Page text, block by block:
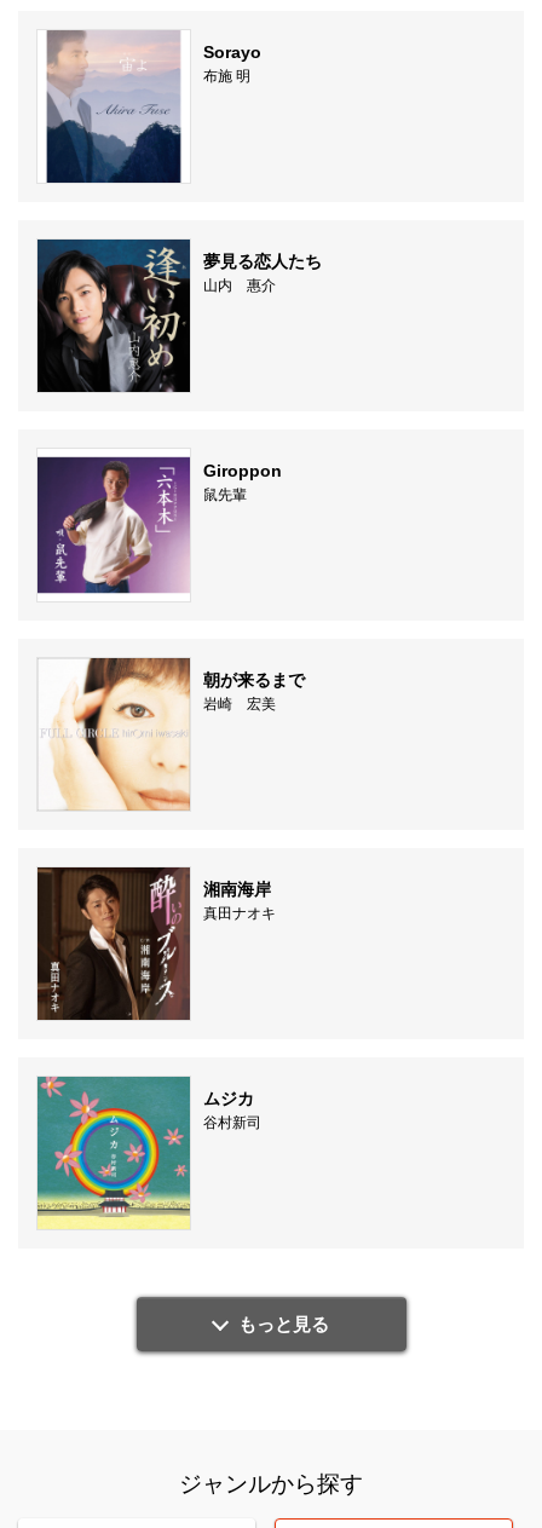
もっと見る
Sorayo
布施 明
夢見る恋人たち
山内 惠介
Giroppon
鼠先輩
朝が来るまで
岩崎 宏美
湘南海岸
真田ナオキ
ムジカ
谷村新司
ジャンルから探す